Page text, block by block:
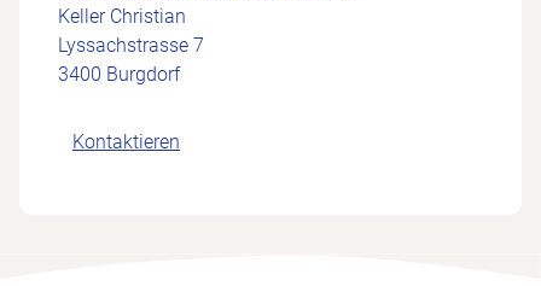
Keller Christian
Lyssachstrasse 7
3400 Burgdorf
Kontaktieren